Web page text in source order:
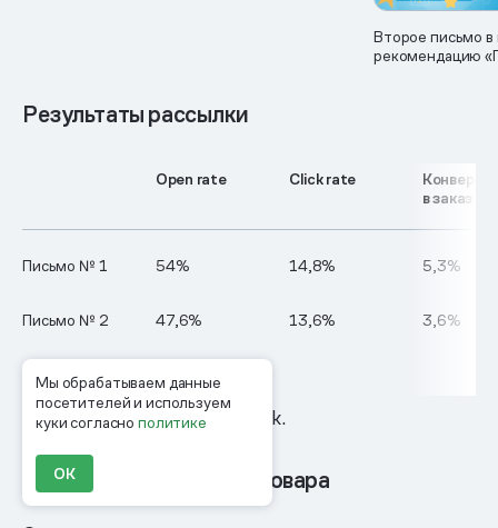
Мы обрабатываем данные
посетителей и используем
куки согласнополитике
ОК
Второе письмо в
рекомендацию
Результаты рассылки
Open rate Click rate
в заказ
Письмо № 1 54% 14,8% 5,3%
Письмо № 2 47,6% 13,6% 3,6%
Метод атрибуции — last click.
Брошенный просмотр товара